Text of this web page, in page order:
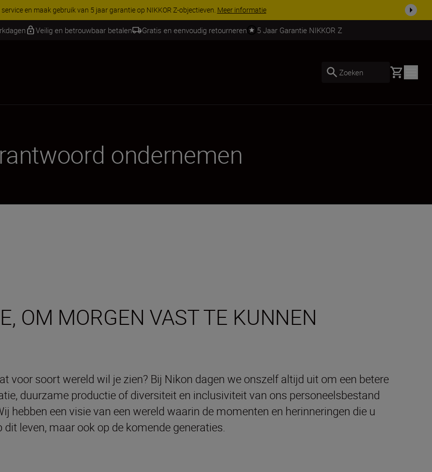
en maak gebruik van 5 jaar garantie op NIKKOR Z-objectieven. Meer informatie
Veilig en betrouwbaar betalen Gratis en eenvoudig retourneren 5 Jaar Garantie NIKKOR Z
Zoeken Basket
ondernemen
OM MORGEN VAST TE KUNNEN
voor soort wereld wil je zien? Bij Nikon dagen we onszelf altijd uit om een betere
duurzame productie of diversiteit en inclusiviteit van ons personeelsbestand
hebben een visie van een wereld waarin de momenten en herinneringen die u
leven, maar ook op de komende generaties.